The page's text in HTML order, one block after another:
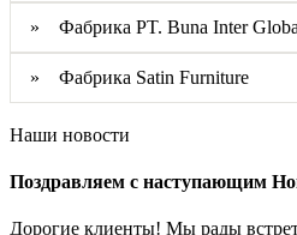
» Фабрика PT. Buna Inter
» Фабрика Satin Furniture
Наши новости
Поздравляем с наступающим
Дорогие клиенты! Мы рады